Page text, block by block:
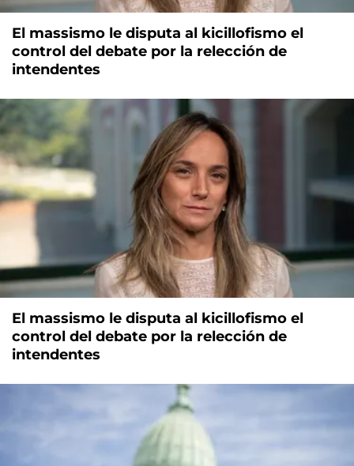
El massismo le disputa al kicillofismo el
control del debate por la relección de
intendentes
El massismo le disputa al kicillofismo el
control del debate por la relección de
intendentes